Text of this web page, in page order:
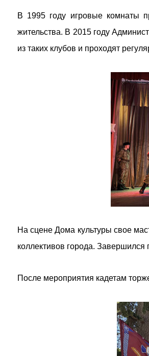
В 1995 году игровые комнаты
жительства. В 2015 году
из таких клубов и проходят
На сцене Дома культуры свое
коллективов города.
После мероприятия кадетам